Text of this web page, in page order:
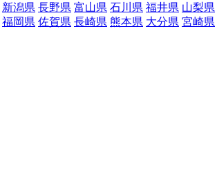
新潟県 長野県 富山県 石川県 福井県 山梨県
福岡県 佐賀県 長崎県 熊本県 大分県 宮崎県